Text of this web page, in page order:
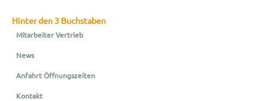
Hinter den 3 Buchstaben
Mitarbeiter Vertrieb
News
Anfahrt Öffnungszeiten
Kontakt